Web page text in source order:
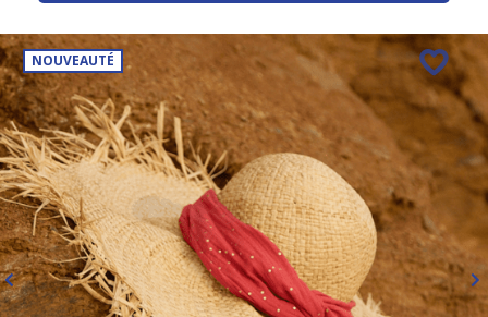
NOUVEAUTÉ